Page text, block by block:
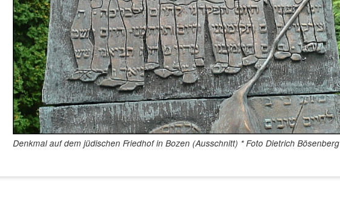
Denkmal auf dem jüdischen Friedhof in Bozen (Ausschnitt) * Foto Dietrich Bösenberg